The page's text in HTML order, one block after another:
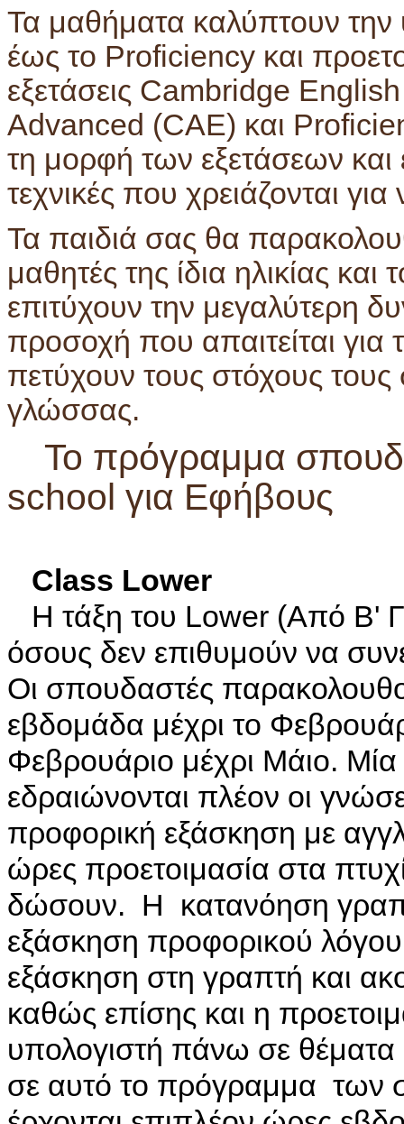
Τα μαθήματα καλύπτουν
έως το Proficiency και
εξετάσεις Cambridge
Advanced (CAE) και
τη μορφή των εξετάσεων και
τεχνικές που χρειάζονται
Τα παιδιά σας θα
μαθητές της ίδια ηλικίας
επιτύχουν την μεγαλύτερη
προσοχή που απαιτείται
πετύχουν τους στόχους
γλώσσας.
Το πρόγραμμα
school για Εφήβους
Class Lower
Η τάξη του Lower (Από Β'
όσους δεν επιθυμούν να
Οι σπουδαστές
εβδομάδα μέχρι το
Φεβρουάριο μέχρι Μάιο.
εδραιώνονται πλέον οι
προφορική εξάσκηση με
ώρες προετοιμασία στα
δώσουν. Η κατανόηση
εξάσκηση προφορικού
εξάσκηση στη γραπτή και
καθώς επίσης και η
υπολογιστή πάνω σε
σε αυτό το πρόγραμμα των